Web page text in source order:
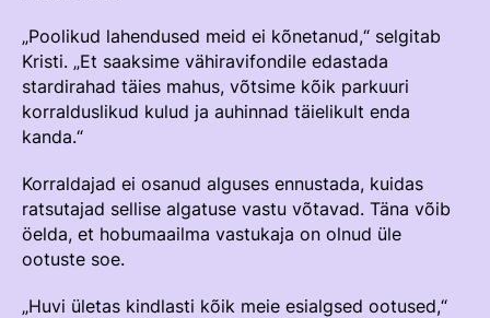
Regulatsioonid
Võistluskalender
Võistlussarjad
Ametnikud
Koolitused
„Poolikud lahendused meid ei kõnetanud,“ selgitab
Kristi. „Et saaksime vähiravifondile edastada
stardirahad täies mahus, võtsime kõik parkuuri
korralduslikud kulud ja auhinnad täielikult enda
kanda.“
Korraldajad ei osanud alguses ennustada, kuidas
ratsutajad sellise algatuse vastu võtavad. Täna võib
öelda, et hobumaailma vastukaja on olnud üle
ootuste soe.
„Huvi ületas kindlasti kõik meie esialgsed ootused,“